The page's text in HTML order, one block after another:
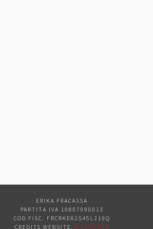
ERIKA FRACASSA
PARTITA IVA 10807090013
COD FISC. FRCRKE82S45L219Q
CREDITS WEBSITE ALLCOLORS